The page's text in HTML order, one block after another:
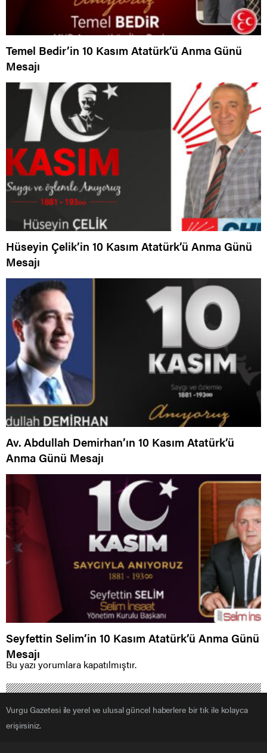
Temel Bedir’in 10 Kasım Atatürk’ü Anma Günü
Mesajı
Hüseyin Çelik’in 10 Kasım Atatürk’ü Anma Günü
Mesajı
Av. Abdullah Demirhan’ın 10 Kasım Atatürk’ü
Anma Günü Mesajı
Seyfettin Selim’in 10 Kasım Atatürk’ü Anma Günü
Mesajı
Bu yazı yorumlara kapatılmıştır.
Vurgu Gazetesi ile yerel ve ulusal güncel haberlere bir tık ile kolayca
erişirsiniz.